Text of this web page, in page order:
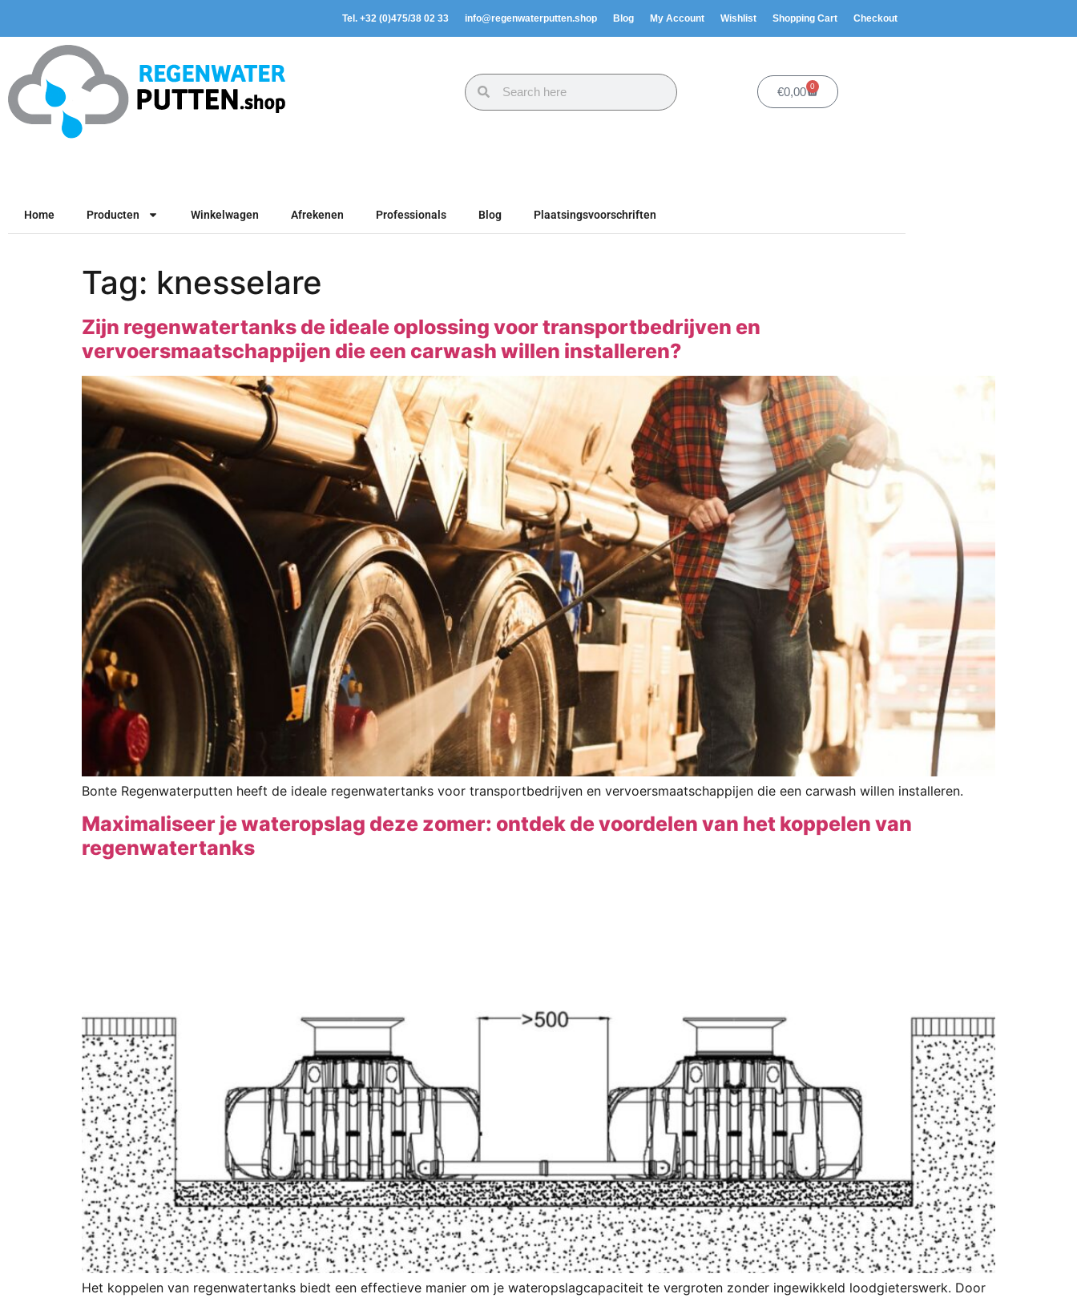
Tel. +32 (0)475/38 02 33 info@regenwaterputten.shop Blog My Account Wishlist Shopping Cart Checkout
€0,00 0
Home Producten Winkelwagen Afrekenen Professionals Blog Plaatsingsvoorschriften
Tag: knesselare
Zijn regenwatertanks de ideale oplossing voor transportbedrijven en
vervoersmaatschappijen die een carwash willen installeren?
Bonte Regenwaterputten heeft de ideale regenwatertanks voor transportbedrijven en vervoersmaatschappijen die een carwash willen installeren.
Maximaliseer je wateropslag deze zomer: ontdek de voordelen van het koppelen van
regenwatertanks
Het koppelen van regenwatertanks biedt een effectieve manier om je wateropslagcapaciteit te vergroten zonder ingewikkeld loodgieterswerk. Door